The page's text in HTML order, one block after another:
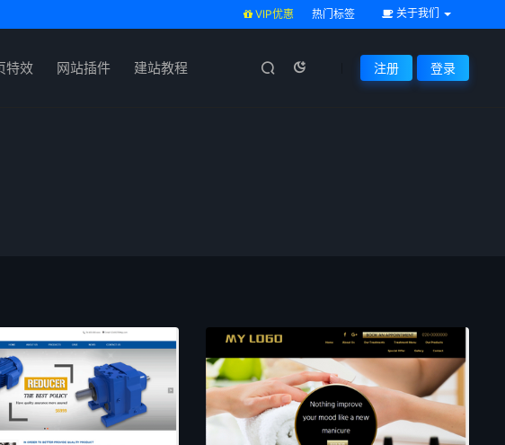
VIP优惠 热门标签 关于我们
特效 网站插件 建站教程 注册 登录